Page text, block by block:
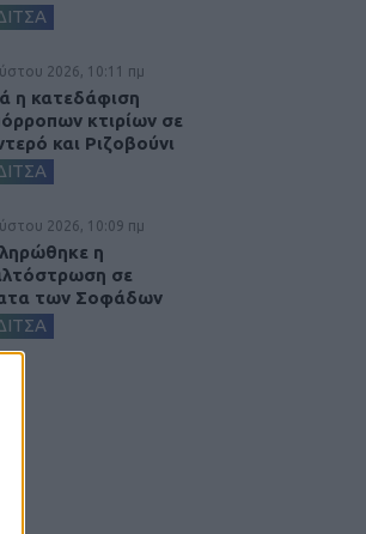
2026, 10:11 πμ
η κατεδάφιση
κτιρίων σε
και Ριζοβούνι
2026, 10:09 πμ
η
σε
των Σοφάδων